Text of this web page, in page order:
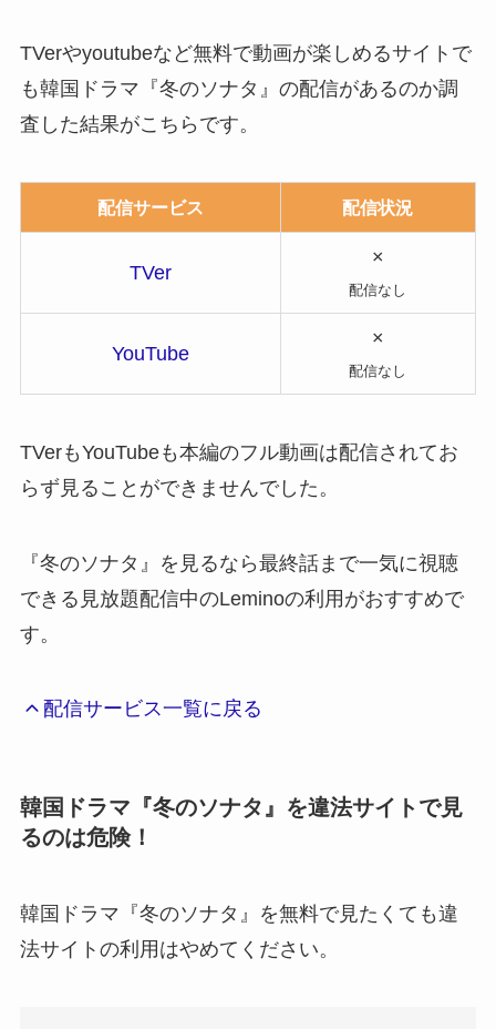
TVerやyoutubeなど無料で動画が楽しめるサイトで
も韓国ドラマ『冬のソナタ』の配信があるのか調
査した結果がこちらです。
配信サービス 配信状況
TVer
×
配信なし
YouTube
×
配信なし
TVerもYouTubeも本編のフル動画は配信されてお
らず見ることができませんでした。
『冬のソナタ』を見るなら最終話まで一気に視聴
できる見放題配信中のLeminoの利用がおすすめで
す。
配信サービス一覧に戻る
韓国ドラマ『冬のソナタ』を違法サイトで見
るのは危険！
韓国ドラマ『冬のソナタ』を無料で見たくても違
法サイトの利用はやめてください。